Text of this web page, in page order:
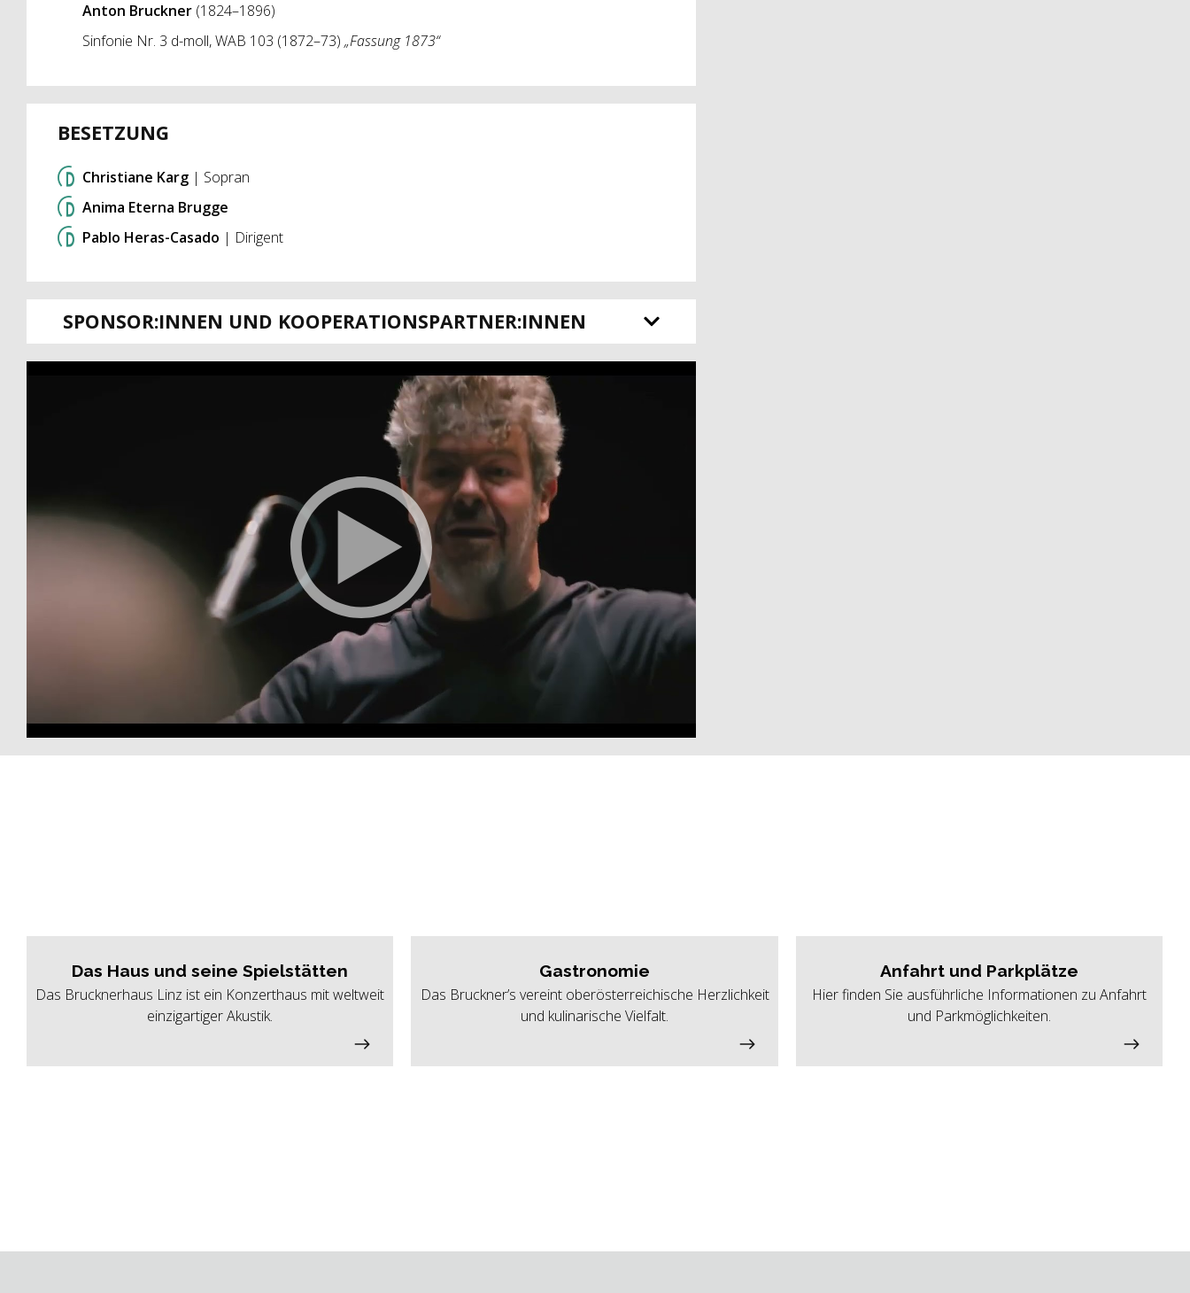
Anton Bruckner(1824–1896)
Sinfonie Nr. 3 d-moll, WAB 103 (1872–73) „Fassung 1873“
BESETZUNG
Christiane Karg| Sopran
Anima Eterna Brugge
Pablo Heras-Casado | Dirigent
SPONSOR:INNEN UND KOOPERATIONSPARTNER:INNEN
Das Haus und seine Spielstätten
Das Brucknerhaus Linz ist ein Konzerthaus mit weltweit
einzigartiger Akustik.
Gastronomie
Das Bruckner’s vereint oberösterreichische Herzlichkeit
und kulinarische Vielfalt.
Anfahrt und Parkplätze
Hier finden Sie ausführliche Informationen zu Anfahrt
und Parkmöglichkeiten.